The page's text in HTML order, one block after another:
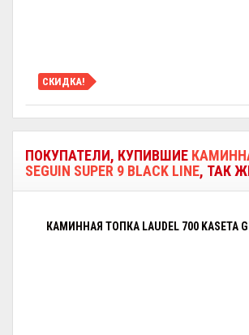
СКИДКА!
ПОКУПАТЕЛИ, КУПИВШИЕ
SEGUIN SUPER 9 BLACK LINE, ТАК
КАМИННАЯ ТОПКА LAUDEL 700 KASETA